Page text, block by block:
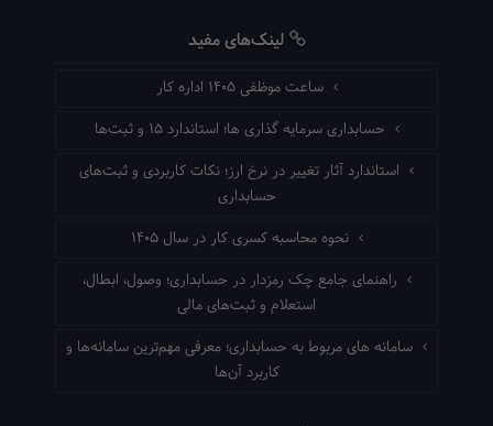
لینک‌های مفید
ساعت موظفی ۱۴۰۵ اداره کار
حسابداری سرمایه گذاری ها؛ استاندارد ۱۵ و ثبت‌ها
استاندارد آثار تغییر در نرخ ارز؛ نکات کاربردی و ثبت‌های
حسابداری
نحوه محاسبه کسری کار در سال ۱۴۰۵
راهنمای جامع چک رمزدار در حسابداری؛ وصول، ابطال،
استعلام و ثبت‌های مالی
سامانه های مربوط به حسابداری؛ معرفی مهم‌ترین سامانه‌ها و
کاربرد آن‌ها